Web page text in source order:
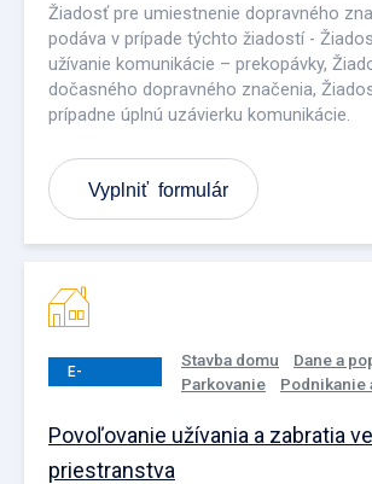
Žiadosť pre umiestnenie dopravného
podáva v prípade týchto žiadostí -
užívanie komunikácie – prekopávky,
dočasného dopravného značenia,
prípadne úplnú uzávierku komunikácie.
Vyplniť formulár
E-
Stavba domu
Dane a
Parkovanie
Podnikanie
Povoľovanie užívania a zabratia
priestranstva